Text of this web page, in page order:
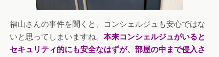
福山さんの事件を聞くと、コンシェルジュも安心ではな
いと思ってしまいますね。 本来コンシェルジュがいると
セキュリティ的にも安全なはずが、部屋の中まで侵入さ